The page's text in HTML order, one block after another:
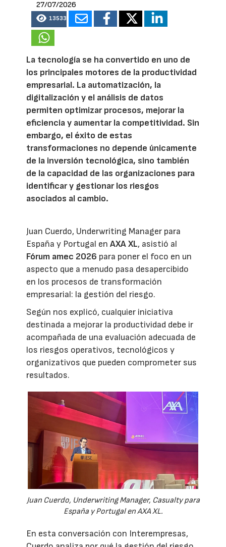
27/07/2026
13533
La tecnología se ha convertido en uno de
los principales motores de la productividad
empresarial. La automatización, la
digitalización y el análisis de datos
permiten optimizar procesos, mejorar la
eficiencia y aumentar la competitividad. Sin
embargo, el éxito de estas
transformaciones no depende únicamente
de la inversión tecnológica, sino también
de la capacidad de las organizaciones para
identificar y gestionar los riesgos
asociados al cambio.
Juan Cuerdo, Underwriting Manager para
España y Portugal enAXA XL, asistió al
Fórum amec 2026 para poner el foco en un
aspecto que a menudo pasa desapercibido
en los procesos de transformación
empresarial: la gestión del riesgo.
Según nos explicó, cualquier iniciativa
destinada a mejorar la productividad debe ir
acompañada de una evaluación adecuada de
los riesgos operativos, tecnológicos y
organizativos que pueden comprometer sus
resultados.
Juan Cuerdo, Underwriting Manager, Casualty para
España y Portugal en AXA XL.
En esta conversación con Interempresas,